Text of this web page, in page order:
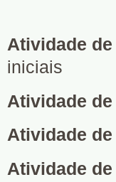
Atividade
iniciais
Atividade
Atividade
Atividade